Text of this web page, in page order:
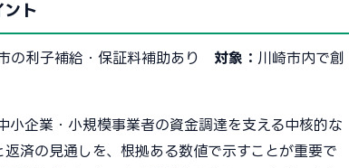
ント
の利子補給・保証料補助あり 対象： 川崎市内で創
企業・小規模事業者の資金調達を支える中核的な
済の見通しを、根拠ある数値で示すことが重要で